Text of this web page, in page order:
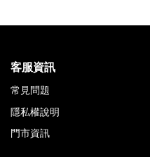
客服資訊
常見問題
隱私權說明
門市資訊